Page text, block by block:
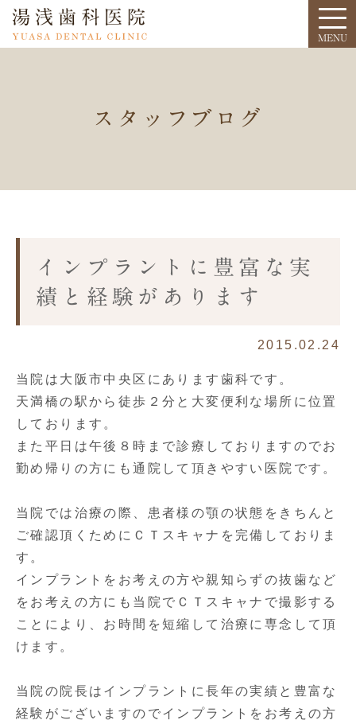
スタッフブログ
インプラントに豊富な実
績と経験があります
2015.02.24
当院は大阪市中央区にあります歯科です。
天満橋の駅から徒歩２分と大変便利な場所に位置
しております。
また平日は午後８時まで診療しておりますのでお
勤め帰りの方にも通院して頂きやすい医院です。
当院では治療の際、患者様の顎の状態をきちんと
ご確認頂くためにＣＴスキャナを完備しておりま
す。
インプラントをお考えの方や親知らずの抜歯など
をお考えの方にも当院でＣＴスキャナで撮影する
ことにより、お時間を短縮して治療に専念して頂
けます。
当院の院長はインプラントに長年の実績と豊富な
経験がございますのでインプラントをお考えの方